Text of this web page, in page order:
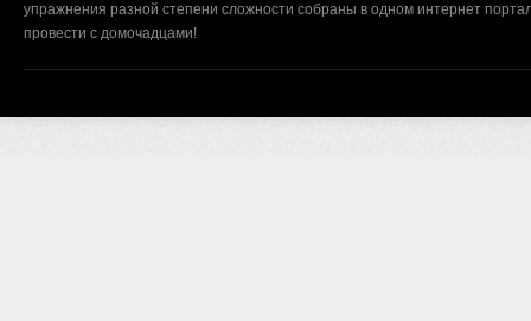
упражнения разной степени сложности собраны в одном интернет
провести с домочадцами!